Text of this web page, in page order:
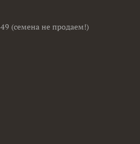
(семена не продаем!)